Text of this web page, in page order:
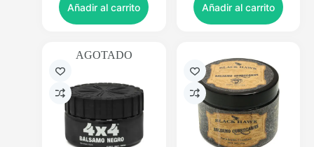
Añadir al carrito Añadir al carrito
AGOTADO